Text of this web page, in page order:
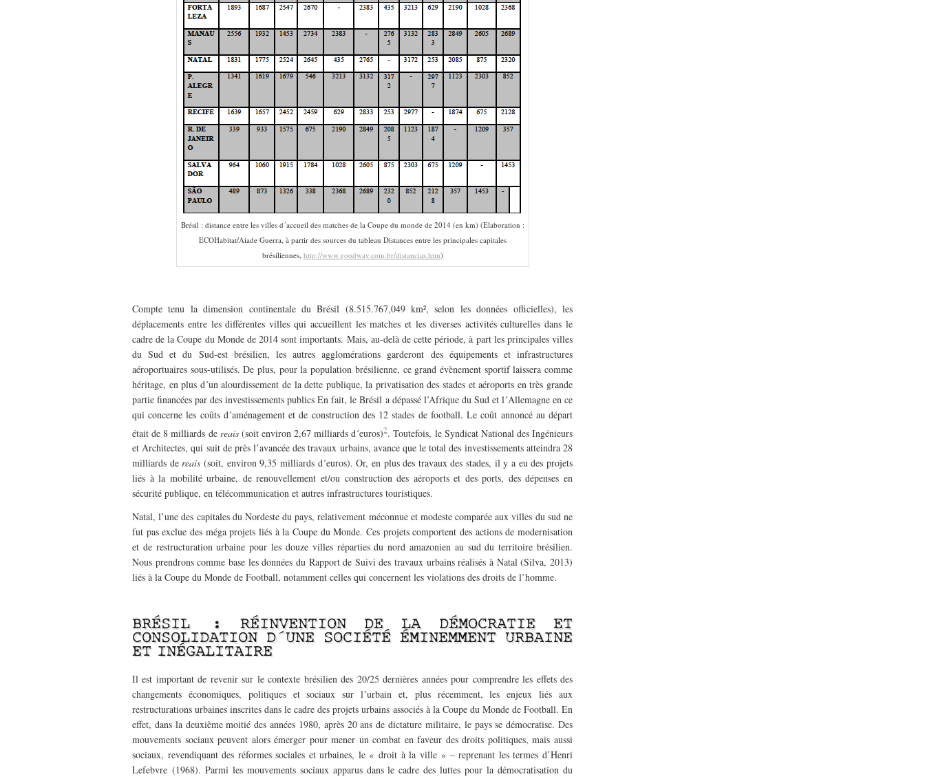
Brésil : distance entre les villes d´accueil des matches de la Coupe du monde de 2014 (en km) (Elaboration :
ECOHabitat/Aiade Guerra, à partir des sources du tableau Distances entre les principales capitales
brésiliennes, http://www.goodway.com.br/distancias.htm)
Compte tenu la dimension continentale du Brésil (8.515.767,049 km², selon les données officielles), les
déplacements entre les différentes villes qui accueillent les matches et les diverses activités culturelles dans le
cadre de la Coupe du Monde de 2014 sont importants. Mais, au-delà de cette période, à part les principales villes
du Sud et du Sud-est brésilien, les autres agglomérations garderont des équipements et infrastructures
aéroportuaires sous-utilisés. De plus, pour la population brésilienne, ce grand évènement sportif laissera comme
héritage, en plus d´un alourdissement de la dette publique, la privatisation des stades et aéroports en très grande
partie financées par des investissements publics En fait, le Brésil a dépassé l’Afrique du Sud et l´Allemagne en ce
qui concerne les coûts d´aménagement et de construction des 12 stades de football. Le coût annoncé au départ
était de 8 milliards de reais (soit environ 2,67 milliards d´euros)2. Toutefois, le Syndicat National des Ingénieurs
et Architectes, qui suit de près l’avancée des travaux urbains, avance que le total des investissements atteindra 28
milliards dereais (soit, environ 9,35 milliards d´euros). Or, en plus des travaux des stades, il y a eu des projets
liés à la mobilité urbaine, de renouvellement et/ou construction des aéroports et des ports, des dépenses en
sécurité publique, en télécommunication et autres infrastructures touristiques.
Natal, l’une des capitales du Nordeste du pays, relativement méconnue et modeste comparée aux villes du sud ne
fut pas exclue des méga projets liés à la Coupe du Monde. Ces projets comportent des actions de modernisation
et de restructuration urbaine pour les douze villes réparties du nord amazonien au sud du territoire brésilien.
Nous prendrons comme base les données du Rapport de Suivi des travaux urbains réalisés à Natal (Silva, 2013)
liés à la Coupe du Monde de Football, notamment celles qui concernent les violations des droits de l’homme.
BRÉSIL : RÉINVENTION DE LA DÉMOCRATIE ET
CONSOLIDATION D´UNE SOCIÉTÉ ÉMINEMMENT URBAINE
ET INÉGALITAIRE
Il est important de revenir sur le contexte brésilien des 20/25 dernières années pour comprendre les effets des
changements économiques, politiques et sociaux sur l´urbain et, plus récemment, les enjeux liés aux
restructurations urbaines inscrites dans le cadre des projets urbains associés à la Coupe du Monde de Football. En
effet, dans la deuxième moitié des années 1980, après 20 ans de dictature militaire, le pays se démocratise. Des
mouvements sociaux peuvent alors émerger pour mener un combat en faveur des droits politiques, mais aussi
sociaux, revendiquant des réformes sociales et urbaines, le « droit à la ville » – reprenant les termes d’Henri
Lefebvre (1968). Parmi les mouvements sociaux apparus dans le cadre des luttes pour la démocratisation du